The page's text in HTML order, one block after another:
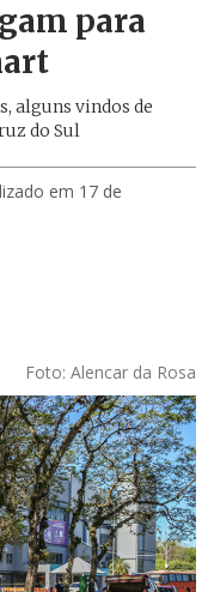
para
alguns vindos de
do Sul
em 17 de
Foto: Alencar da Rosa